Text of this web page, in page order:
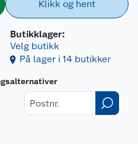
Klikk og hent
Butikklager:
Velg butikk
På lager i 14 butikker